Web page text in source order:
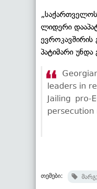
ლიდერი
პატიმარი
leaders in
Jailing
persecution
თემები: